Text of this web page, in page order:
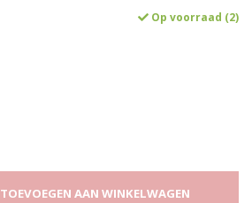
Op voorraad (2)
TOEVOEGEN AAN WINKELWAGEN